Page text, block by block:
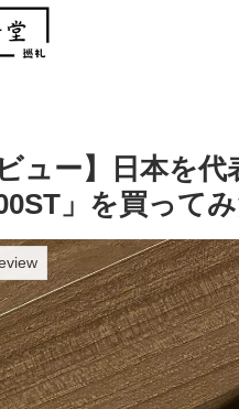
ビュー】日本を
」を買って